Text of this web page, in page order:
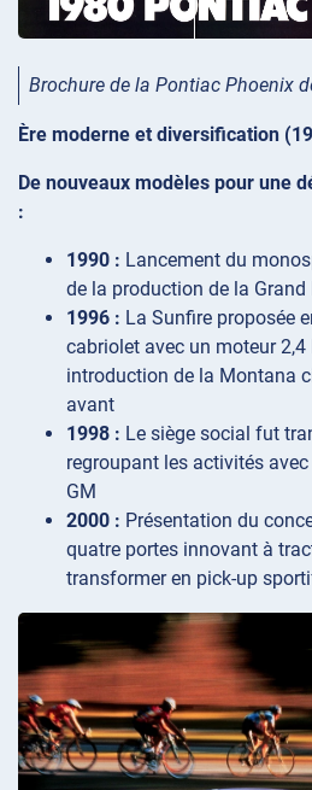
Brochure de la Pontiac Phoenix
Ère moderne et diversification
De nouveaux modèles pour une
:
1990 : Lancement du
de la production de la
1996 : La Sunfire proposée
cabriolet avec un moteur 2,4
introduction de la Montana
avant
1998 : Le siège social fut
regroupant les activités
GM
2000 : Présentation du
quatre portes innovant à
transformer en pick-up